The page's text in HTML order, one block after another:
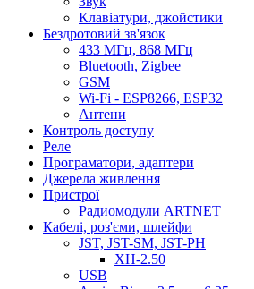
Клавіатури, джойстики
Бездротовий зв'язок
433 МГц, 868 МГц
Bluetooth, Zigbee
GSM
Wi-Fi - ESP8266, ESP32
Антени
Контроль доступу
Реле
Програматори, адаптери
Джерела живлення
Пристрої
Радиомодули ARTNET
Кабелі, роз'єми, шлейфи
JST, JST-SM, JST-PH
XH-2.50
USB